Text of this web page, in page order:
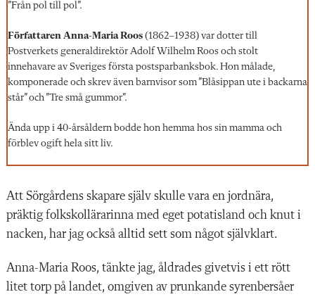
”Från pol till pol”.
Författaren Anna-Maria Roos (1862–1938) var dotter till
Postverkets generaldirektör Adolf Wilhelm Roos och stolt
innehavare av Sveriges första postsparbanksbok. Hon målade,
komponerade och skrev även barnvisor som ”Blåsippan ute i backarna
står” och ”Tre små gummor”.
Ända upp i 40-årsåldern bodde hon hemma hos sin mamma och
förblev ogift hela sitt liv.
Att Sörgårdens skapare själv skulle vara en jordnära,
präktig folkskollärarinna med eget potatisland och knut i
nacken, har jag också alltid sett som något självklart.
Anna-Maria Roos, tänkte jag, åldrades givetvis i ett rött
litet torp på landet, omgiven av prunkande syrenbersåer